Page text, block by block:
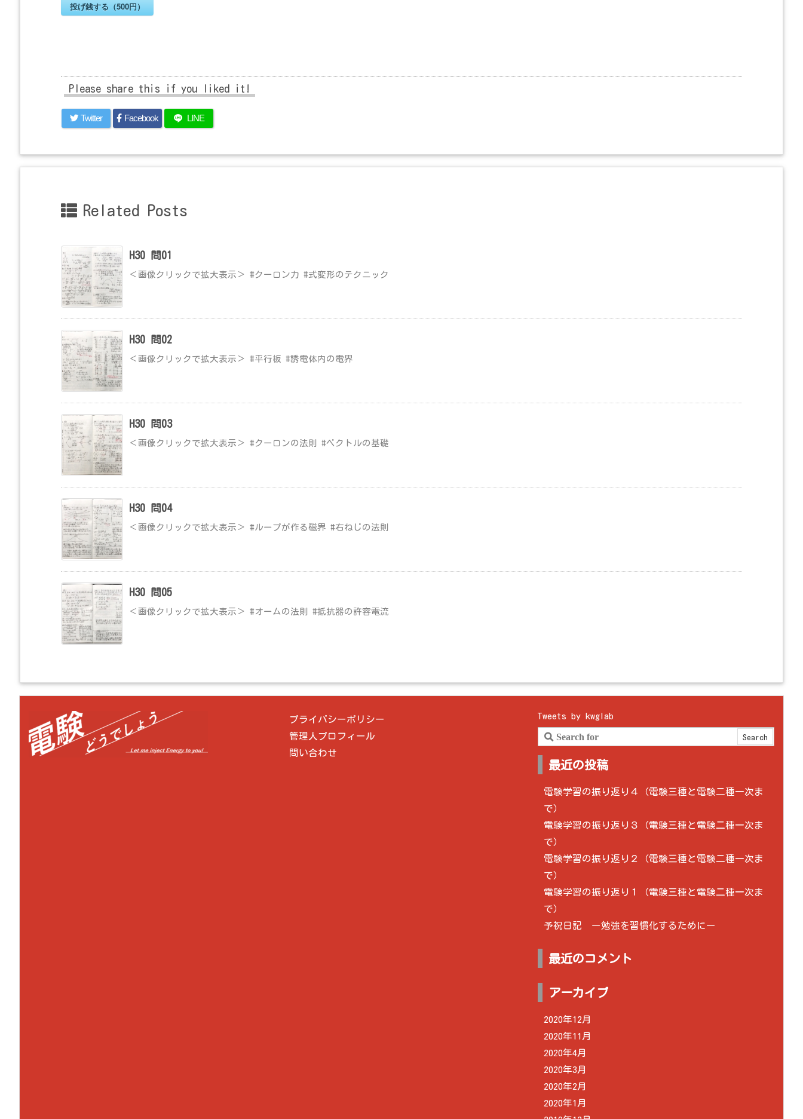
投げ銭する（500円）
Please share this if you liked it!
Twitter Facebook LINE
Related Posts
H30 問01
＜画像クリックで拡大表示＞ #クーロン力 #式変形のテクニック
H30 問02
＜画像クリックで拡大表示＞ #平行板 #誘電体内の電界
H30 問03
＜画像クリックで拡大表示＞ #クーロンの法則 #ベクトルの基礎
H30 問04
＜画像クリックで拡大表示＞ #ループが作る磁界 #右ねじの法則
H30 問05
＜画像クリックで拡大表示＞ #オームの法則 #抵抗器の許容電流
プライバシーポリシー
管理人プロフィール
問い合わせ
Tweets by kwglab
最近の投稿
電験学習の振り返り４（電験三種と電験二種一次ま
で）
電験学習の振り返り３（電験三種と電験二種一次ま
で）
電験学習の振り返り２（電験三種と電験二種一次ま
で）
電験学習の振り返り１（電験三種と電験二種一次ま
で）
予祝日記 ー勉強を習慣化するためにー
最近のコメント
アーカイブ
2020年12月
2020年11月
2020年4月
2020年3月
2020年2月
2020年1月